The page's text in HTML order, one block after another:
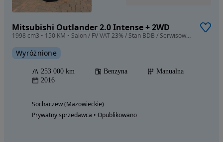
Mitsubishi Outlander 2.0 Intense + 2WD
1998 cm3 • 150 KM • Salon / FV VAT 23% / Stan BDB / Serwisowwnu
Wyróżnione
253 000 km Benzyna
Manualna
2016
Sochaczew (Mazowieckie)
Prywatny sprzedawca • Opublikowano